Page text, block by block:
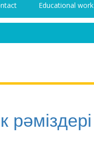
Educational work